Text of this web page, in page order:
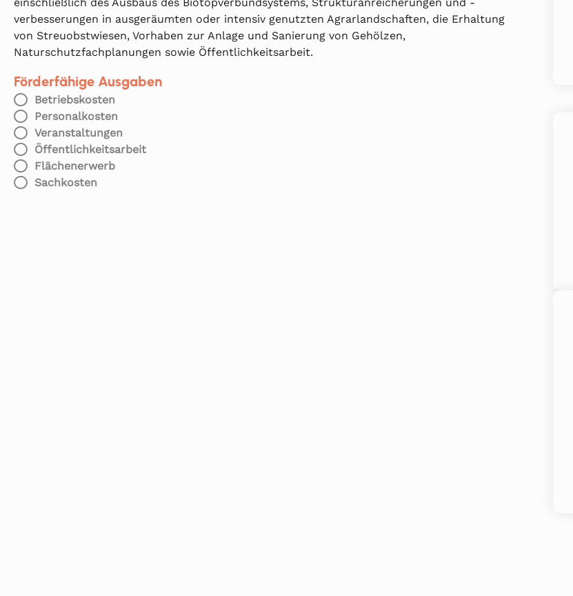
einschließlich des Ausbaus des Biotopverbundsystems, Strukturanreicherungen und -
verbesserungen in ausgeräumten oder intensiv genutzten Agrarlandschaften, die Erhaltung
von Streuobstwiesen, Vorhaben zur Anlage und Sanierung von Gehölzen,
Naturschutzfachplanungen sowie Öffentlichkeitsarbeit.
Förderfähige Ausgaben
Betriebskosten
Personalkosten
Veranstaltungen
Öffentlichkeitsarbeit
Flächenerwerb
Sachkosten